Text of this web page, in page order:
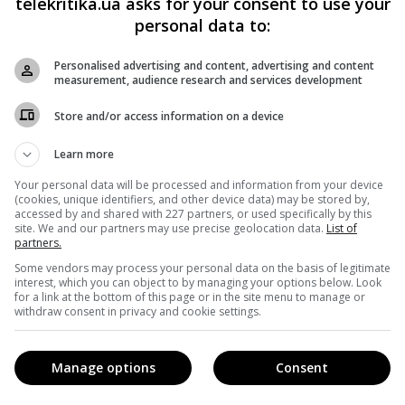
один. Меланія разом з 12-річним сином Берроном
де вони всією родиною провели вікенд.
обов’язках і насолоджується весняними
проектами», – відповіла офіційний
про те, чи бачила дружина президента скандальне
тиражувати цю історію, перша леді теж полетіла у
personal data to:
Personalised advertising and content, advertising and content
measurement, audience research and services development
Store and/or access information on a device
Learn more
Your personal data will be processed and information from your device
(cookies, unique identifiers, and other device data) may be stored by,
accessed by and shared with 227 partners, or used specifically by this
site. We and our partners may use precise geolocation data. List of
partners.
Some vendors may process your personal data on the basis of legitimate
interest, which you can object to by managing your options below. Look
for a link at the bottom of this page or in the site menu to manage or
withdraw consent in privacy and cookie settings.
Consent
Manage options